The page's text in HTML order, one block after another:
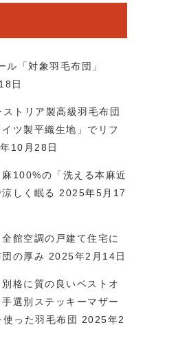
ル「対象羽毛布団」
日
トリア製高級羽毛布団
ツ製平織生地」でリフ
10月28日
100%の「洗える本麻近
しく眠る
2025年5月17
館空調の戸建て住宅に
の厚み 2025年2月14日
格に質の良いベストオ
選別ステッキーマザー
った羽毛布団
2025年2